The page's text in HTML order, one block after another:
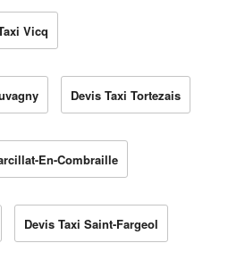
Vicq
Devis Taxi Tortezais
En-Combraille
Devis Taxi Saint-Fargeol